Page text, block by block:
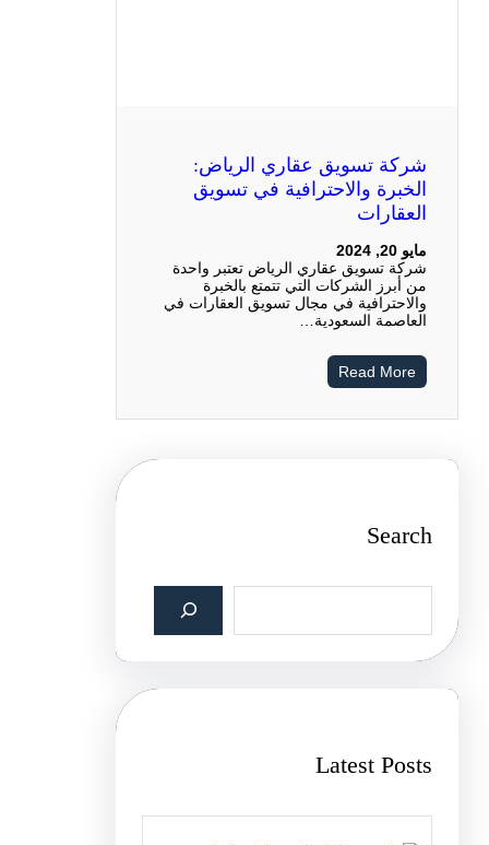
شركة تسويق عقاري الرياض:
الخبرة والاحترافية في تسويق
العقارات
مايو 20, 2024
شركة تسويق عقاري الرياض تعتبر واحدة
من أبرز الشركات التي تتمتع بالخبرة
والاحترافية في مجال تسويق العقارات في
العاصمة السعودية…
Read More
Search
c
Latest Posts